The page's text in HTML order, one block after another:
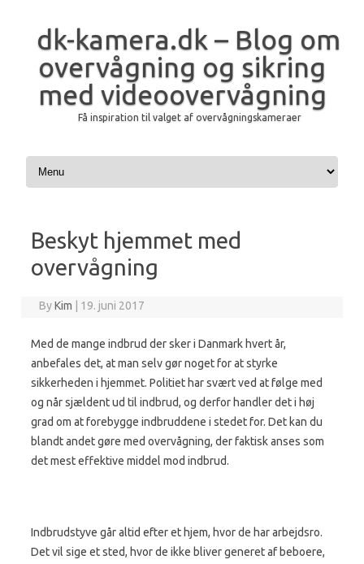
dk-kamera.dk – Blog om
overvågning og sikring
med videoovervågning
Få inspiration til valget af overvågningskameraer
Skip to content
Beskyt hjemmet med
overvågning
ByKim 19. juni 2017
Med de mange indbrud der sker i Danmark hvert år,
anbefales det, at man selv gør noget for at styrke
sikkerheden i hjemmet. Politiet har svært ved at følge med
og når sjældent ud til indbrud, og derfor handler det i høj
grad om at forebygge indbruddene i stedet for. Det kan du
blandt andet gøre med overvågning, der faktisk anses som
det mest effektive middel mod indbrud.
Indbrudstyve går altid efter et hjem, hvor de har arbejdsro.
Det vil sige et sted, hvor de ikke bliver generet af beboere,